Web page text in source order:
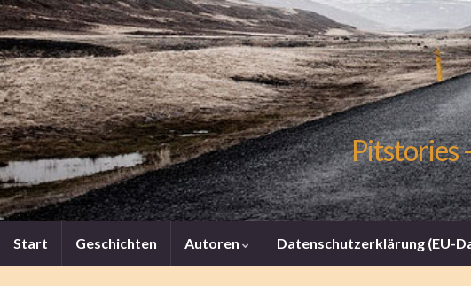
Pitstories
Start Geschichten Autoren Datenschutzerklärung (EU-